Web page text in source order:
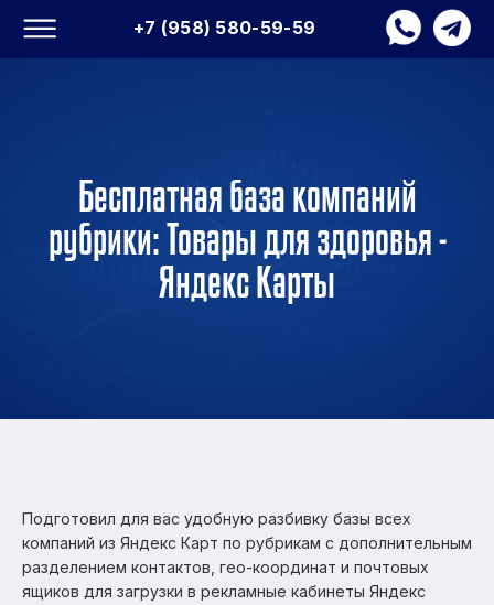
+7 (958) 580-59-59
Бесплатная база компаний
рубрики: Товары для здоровья -
Яндекс Карты
Подготовил для вас удобную разбивку базы всех
компаний из Яндекс Карт по рубрикам с дополнительным
разделением контактов, гео-координат и почтовых
ящиков для загрузки в рекламные кабинеты Яндекс